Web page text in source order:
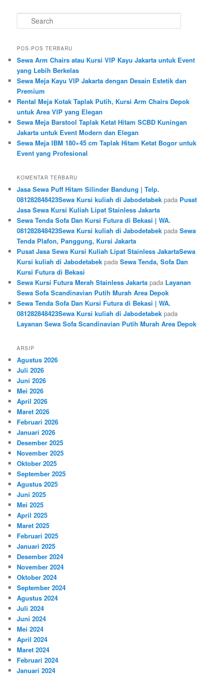
Search
POS-POS TERBARU
Sewa Arm Chairs atau Kursi VIP Kayu Jakarta untuk Event
yang Lebih Berkelas
Sewa Meja Kayu VIP Jakarta dengan Desain Estetik dan
Premium
Rental Meja Kotak Taplak Putih, Kursi Arm Chairs Depok
untuk Area VIP yang Elegan
Sewa Meja Barstool Taplak Ketat Hitam SCBD Kuningan
Jakarta untuk Event Modern dan Elegan
Sewa Meja IBM 180×45 cm Taplak Hitam Ketat Bogor untuk
Event yang Profesional
KOMENTAR TERBARU
Jasa Sewa Puff Hitam Silinder Bandung | Telp.
081282848423Sewa Kursi kuliah di Jabodetabek pada Pusat
Jasa Sewa Kursi Kuliah Lipat Stainless Jakarta
Sewa Tenda Sofa Dan Kursi Futura di Bekasi | WA.
081282848423Sewa Kursi kuliah di Jabodetabek padaSewa
Tenda Plafon, Panggung, Kursi Jakarta
Pusat Jasa Sewa Kursi Kuliah Lipat Stainless JakartaSewa
Kursi kuliah di Jabodetabek padaSewa Tenda, Sofa Dan
Kursi Futura di Bekasi
Sewa Kursi Futura Merah Stainless Jakarta pada Layanan
Sewa Sofa Scandinavian Putih Murah Area Depok
Sewa Tenda Sofa Dan Kursi Futura di Bekasi | WA.
081282848423Sewa Kursi kuliah di Jabodetabek pada
Layanan Sewa Sofa Scandinavian Putih Murah Area Depok
ARSIP
Agustus 2026
Juli 2026
Juni 2026
Mei 2026
April 2026
Maret 2026
Februari 2026
Januari 2026
Desember 2025
November 2025
Oktober 2025
September 2025
Agustus 2025
Juni 2025
Mei 2025
April 2025
Maret 2025
Februari 2025
Januari 2025
Desember 2024
November 2024
Oktober 2024
September 2024
Agustus 2024
Juli 2024
Juni 2024
Mei 2024
April 2024
Maret 2024
Februari 2024
Januari 2024